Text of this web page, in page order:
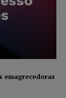
emagrecedoras